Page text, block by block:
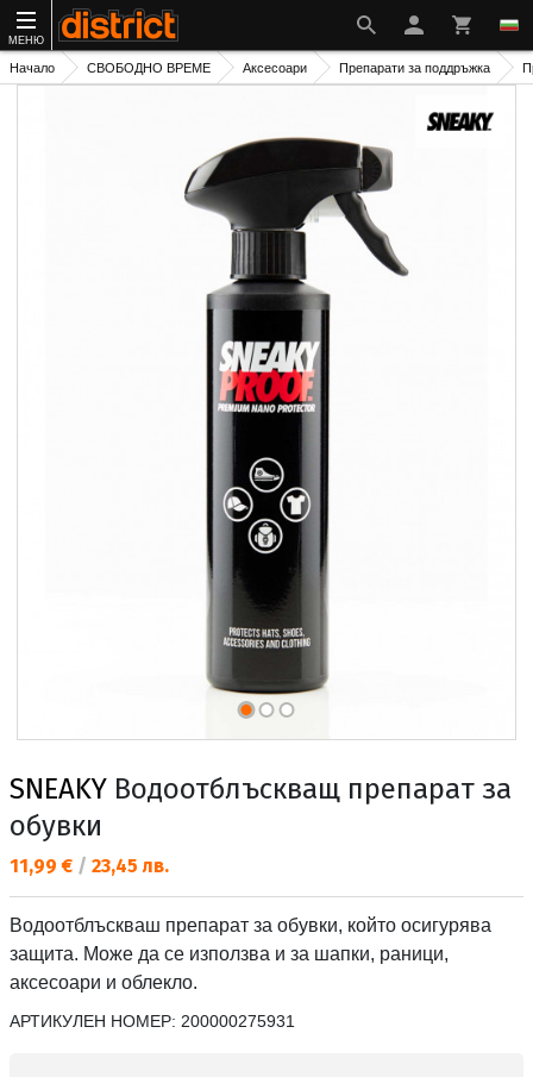
МЕНЮ
Начало СВОБОДНО ВРЕМЕ Аксесоари Препарати за поддръжка
SNEAKY Водоотблъскващ препарат за
обувки
Текуща цена:
11,99 € / 23,45 лв.
Водоотблъскваш препарат за обувки, който осигурява
защита. Може да се използва и за шапки, раници,
аксесоари и облекло.
АРТИКУЛЕН НОМЕР: 200000275931